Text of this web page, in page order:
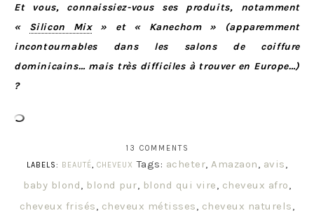
Et vous, connaissiez-vous ses produits, notamment
« Silicon Mix» et « Kanechom » (apparemment
incontournables dans les salons de coiffure
dominicains… mais très difficiles à trouver en Europe…)
?
13 COMMENTS
LABELS: BEAUTÉ, CHEVEUX Tags: acheter,Amazaon, avis,
baby blond, blond pur, blond qui vire, cheveux afro,
cheveux frisés, cheveux métisses, cheveux naturels,